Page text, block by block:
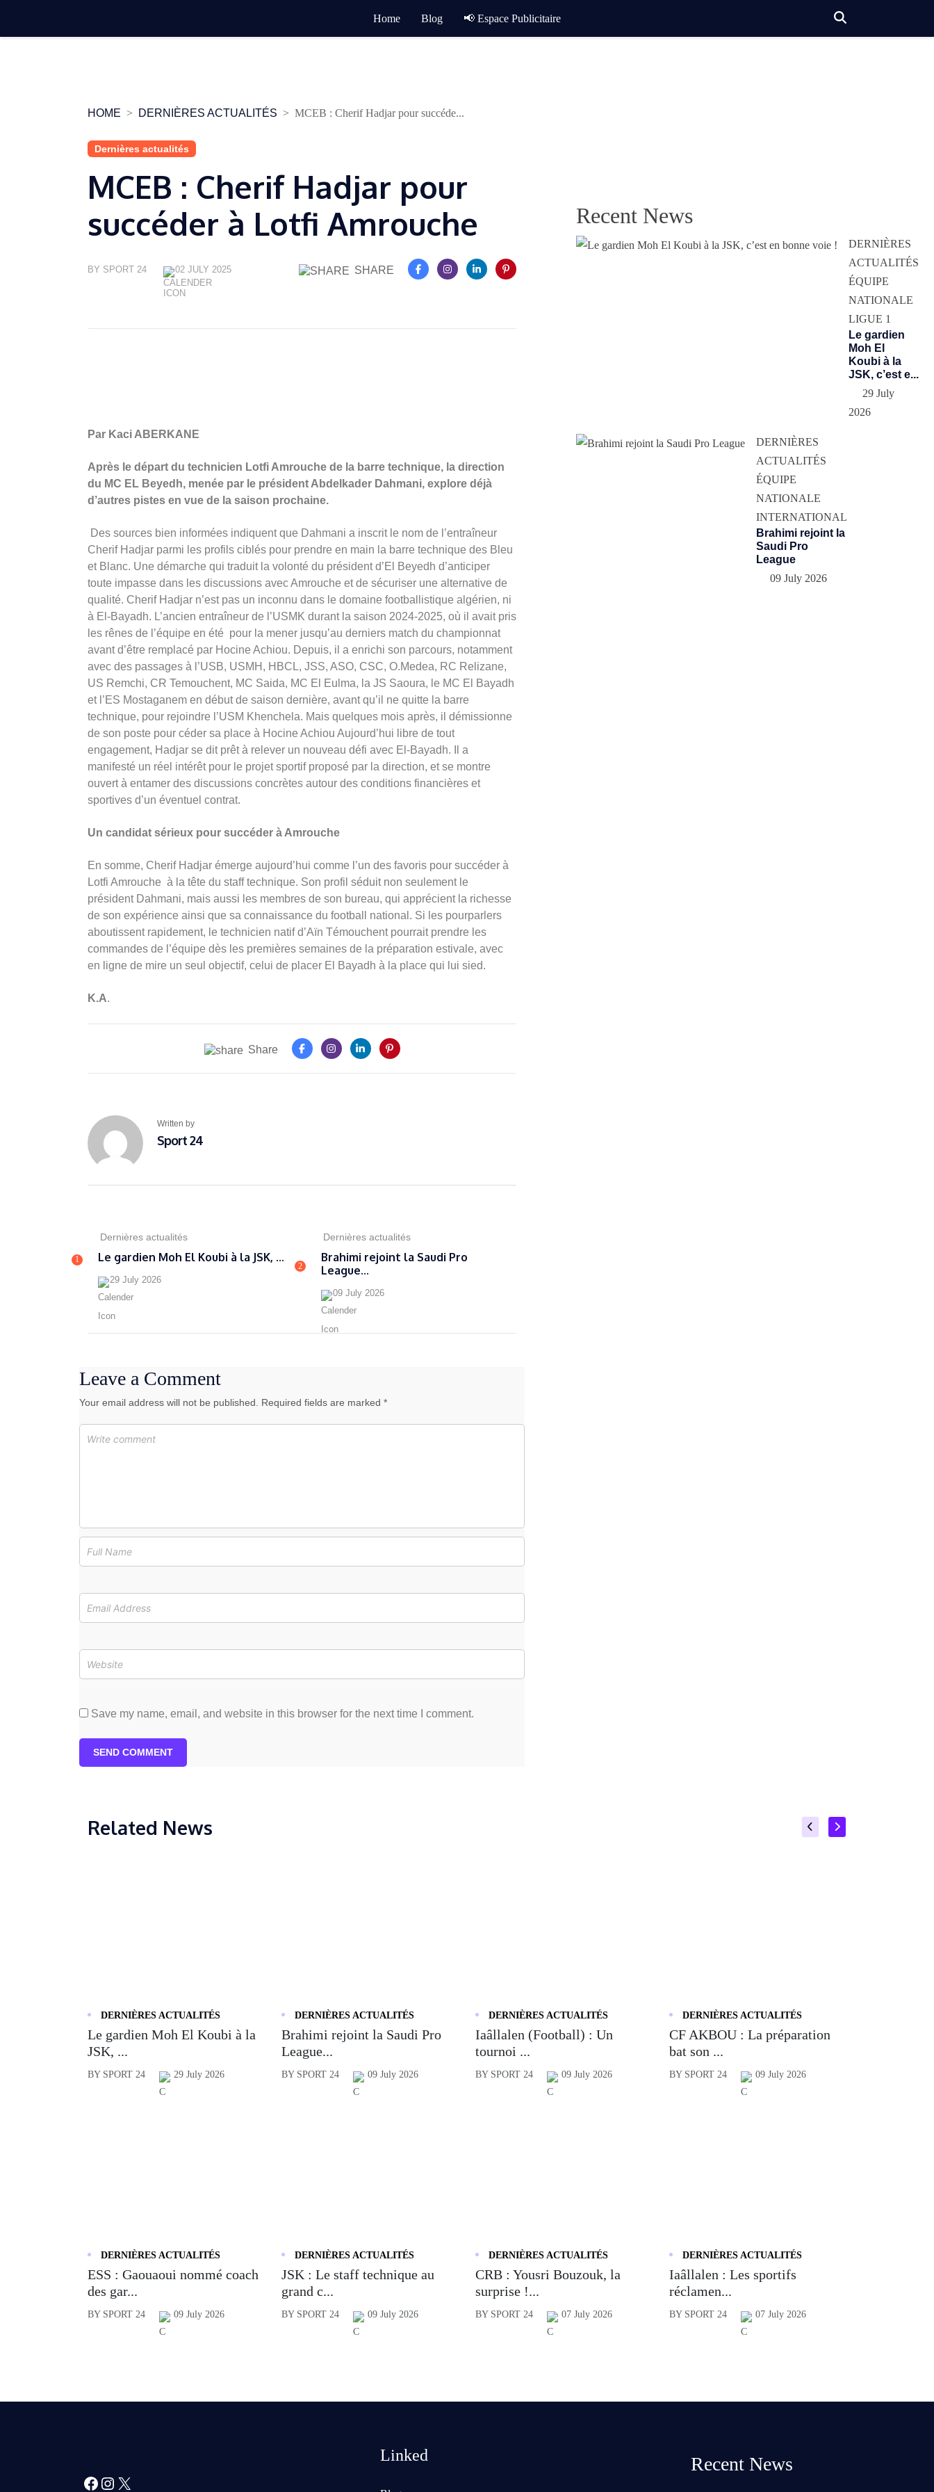
Home Blog 📢 Espace Publicitaire
HOME DERNIÈRES ACTUALITÉS MCEB : Cherif Hadjar pour succéde...
Dernières actualités
MCEB : Cherif Hadjar pour
succéder à Lotfi Amrouche
BY SPORT 24 02 JULY 2025 SHARE
Par Kaci ABERKANE
Après le départ du technicien Lotfi Amrouche de la barre technique, la direction
du MC EL Beyedh, menée par le président Abdelkader Dahmani, explore déjà
d’autres pistes en vue de la saison prochaine.
Des sources bien informées indiquent que Dahmani a inscrit le nom de l’entraîneur
Cherif Hadjar parmi les profils ciblés pour prendre en main la barre technique des Bleu
et Blanc. Une démarche qui traduit la volonté du président d’El Beyedh d’anticiper
toute impasse dans les discussions avec Amrouche et de sécuriser une alternative de
qualité. Cherif Hadjar n’est pas un inconnu dans le domaine footballistique algérien, ni
à El-Bayadh. L’ancien entraîneur de l’USMK durant la saison 2024-2025, où il avait pris
les rênes de l’équipe en été pour la mener jusqu’au derniers match du championnat
avant d’être remplacé par Hocine Achiou. Depuis, il a enrichi son parcours, notamment
avec des passages à l’USB, USMH, HBCL, JSS, ASO, CSC, O.Medea, RC Relizane,
US Remchi, CR Temouchent, MC Saida, MC El Eulma, la JS Saoura, le MC El Bayadh
et l’ES Mostaganem en début de saison dernière, avant qu’il ne quitte la barre
technique, pour rejoindre l’USM Khenchela. Mais quelques mois après, il démissionne
de son poste pour céder sa place à Hocine Achiou Aujourd’hui libre de tout
engagement, Hadjar se dit prêt à relever un nouveau défi avec El-Bayadh. Il a
manifesté un réel intérêt pour le projet sportif proposé par la direction, et se montre
ouvert à entamer des discussions concrètes autour des conditions financières et
sportives d’un éventuel contrat.
Un candidat sérieux pour succéder à Amrouche
En somme, Cherif Hadjar émerge aujourd’hui comme l’un des favoris pour succéder à
Lotfi Amrouche à la tête du staff technique. Son profil séduit non seulement le
président Dahmani, mais aussi les membres de son bureau, qui apprécient la richesse
de son expérience ainsi que sa connaissance du football national. Si les pourparlers
aboutissent rapidement, le technicien natif d’Aïn Témouchent pourrait prendre les
commandes de l’équipe dès les premières semaines de la préparation estivale, avec
en ligne de mire un seul objectif, celui de placer El Bayadh à la place qui lui sied.
K.A.
Share
Written by
Sport 24
1
Dernières actualités
Le gardien Moh El Koubi à la JSK, ...
29 July 2026
2
Dernières actualités
Brahimi rejoint la Saudi Pro
League...
09 July 2026
Leave a Comment
Your email address will not be published. Required fields are marked *
Save my name, email, and website in this browser for the next time I comment.
SEND COMMENT
Recent News
DERNIÈRES
ACTUALITÉS
ÉQUIPE
NATIONALE
LIGUE 1
Le gardien
Moh El
Koubi à la
JSK, c’est e...
29 July
2026
DERNIÈRES
ACTUALITÉS
ÉQUIPE
NATIONALE
INTERNATIONAL
Brahimi rejoint la
Saudi Pro
League
09 July 2026
Related News
DERNIÈRES ACTUALITÉS
Le gardien Moh El Koubi à la
JSK, ...
BY SPORT 24 29 July 2026
DERNIÈRES ACTUALITÉS
Brahimi rejoint la Saudi Pro
League...
BY SPORT 24 09 July 2026
DERNIÈRES ACTUALITÉS
Iaâllalen (Football) : Un
tournoi ...
BY SPORT 24 09 July 2026
DERNIÈRES ACTUALITÉS
CF AKBOU : La préparation
bat son ...
BY SPORT 24 09 July 2026
DERNIÈRES ACTUALITÉS
ESS : Gaouaoui nommé coach
des gar...
BY SPORT 24 09 July 2026
DERNIÈRES ACTUALITÉS
JSK : Le staff technique au
grand c...
BY SPORT 24 09 July 2026
DERNIÈRES ACTUALITÉS
CRB : Yousri Bouzouk, la
surprise !...
BY SPORT 24 07 July 2026
DERNIÈRES ACTUALITÉS
Iaâllalen : Les sportifs
réclamen...
BY SPORT 24 07 July 2026
Facebook
Instagram
X
Linked Recent News